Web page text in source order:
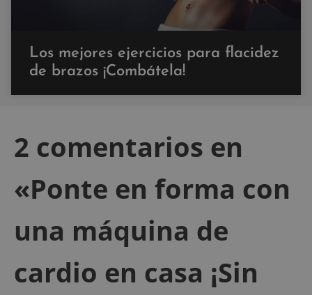
Los mejores ejercicios para flacidez
de brazos ¡Combátela!
2 comentarios en
«Ponte en forma con
una máquina de
cardio en casa ¡Sin